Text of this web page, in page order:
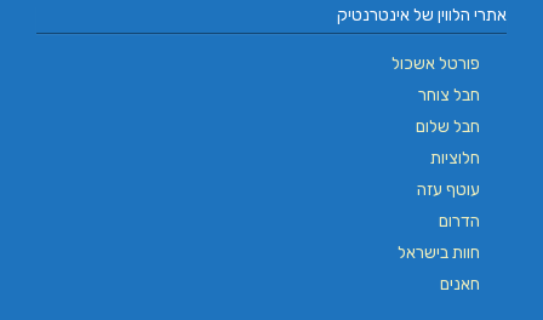
אתרי הלווין של אינטרנטיק
פורטל אשכול
חבל צוחר
חבל שלום
חלוציות
עוטף עזה
הדרום
חוות בישראל
חאנים